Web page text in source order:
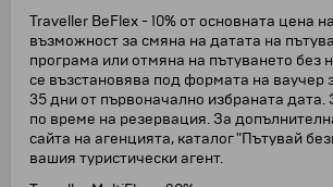
Traveller BeFlex - 10% от основната цена
възможност за смяна на датата на
програма или отмяна на пътуването без
се възстановява под формата на ваучер
35 дни от първоначално избраната
по време на резервация. За
сайта на агенцията, каталог "Пътувай
вашия туристически агент.